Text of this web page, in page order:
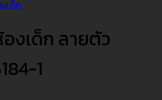
เด็ก
งเด็ก ลายตัว
1